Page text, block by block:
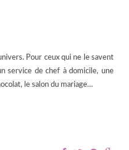
Pour ceux qui ne le savent
service de chef à domicile, une
le salon du mariage…